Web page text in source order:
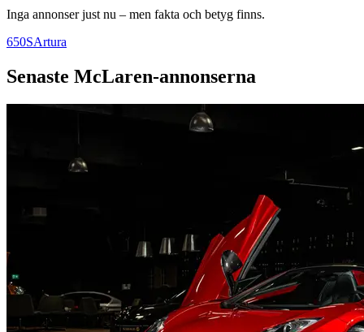
Inga annonser just nu – men fakta och betyg finns.
650SArtura
Senaste McLaren-annonserna